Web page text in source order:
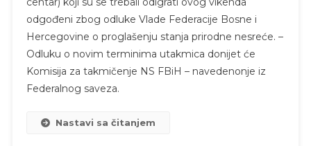
odgođeni zbog odluke Vlade Federacije Bosne i
Hercegovine o proglašenju stanja prirodne nesreće. –
Odluku o novim terminima utakmica donijet će
Komisija za takmičenje NS FBiH – navedenonje iz
Federalnog saveza.
Nastavi sa čitanjem